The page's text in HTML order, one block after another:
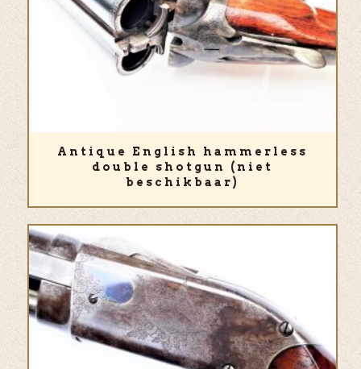
Antique English hammerless
double shotgun (niet
beschikbaar)